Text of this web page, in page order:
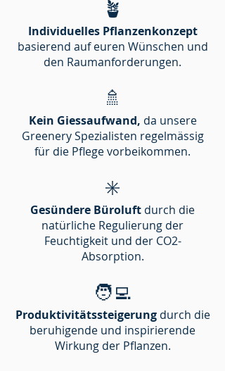
🪴
Individuelles Pflanzenkonzept
basierend auf euren Wünschen und
den Raumanforderungen.
🚿
Kein Giessaufwand, da unsere
Greenery Spezialisten regelmässig
für die Pflege vorbeikommen.
✳️
Gesündere Büroluft durch die
natürliche Regulierung der
Feuchtigkeit und der CO2-
Absorption.
🧑‍💻
Produktivitätssteigerung durch die
beruhigende und inspirierende
Wirkung der Pflanzen.